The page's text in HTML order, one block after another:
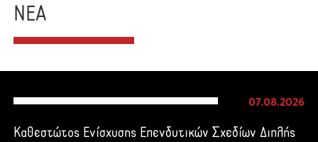
ΝΕΑ
07.08.2026
Καθεστώτος Ενίσχυσης Επενδυτικών Σχεδίων Διπλής